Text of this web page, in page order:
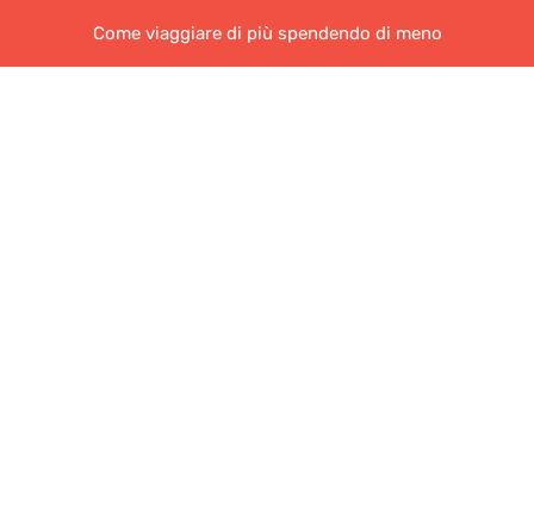
Come viaggiare di più spendendo di meno